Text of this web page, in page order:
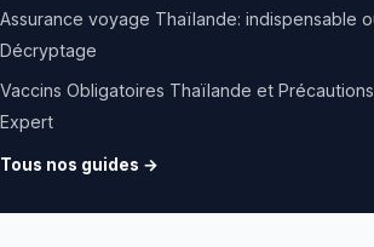
Assurance voyage Thaïlande: indispensable
Décryptage
Vaccins Obligatoires Thaïlande et
Expert
Tous nos guides →